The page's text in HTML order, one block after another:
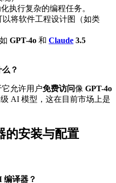
化执行复杂的编程任务。
以将软件工程设计图（如类
GPT-4o 和 Claude 3.5
？
允许用户免费访问像 GPT-4o
AI 模型，这在目前市场上是
的安装与配置
编译器？